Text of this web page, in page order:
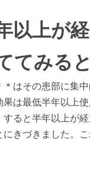
以上が
てみる
＊はその患部に集
果は最低半年以上
すると半年以上が
にきづきました。